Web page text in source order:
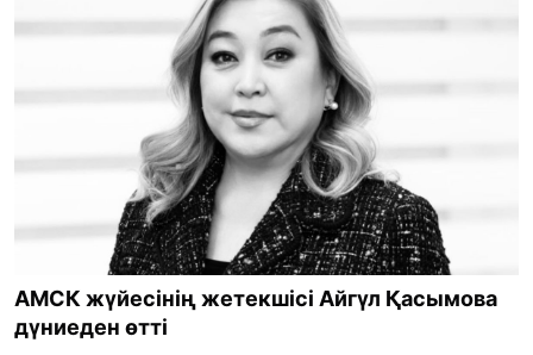
АМСК жүйесінің жетекшісі Айгүл Қасымова
дүниеден өтті